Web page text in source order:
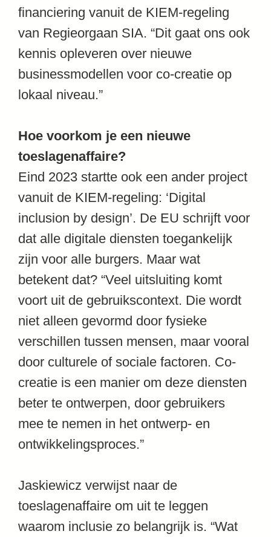
financiering vanuit de KIEM-regeling
van Regieorgaan SIA. “Dit gaat ons ook
kennis opleveren over nieuwe
businessmodellen voor co-creatie op
lokaal niveau.”
Hoe voorkom je een nieuwe
toeslagenaffaire?
Eind 2023 startte ook een ander project
vanuit de KIEM-regeling: ‘Digital
inclusion by design’. De EU schrijft voor
dat alle digitale diensten toegankelijk
zijn voor alle burgers. Maar wat
betekent dat? “Veel uitsluiting komt
voort uit de gebruikscontext. Die wordt
niet alleen gevormd door fysieke
verschillen tussen mensen, maar vooral
door culturele of sociale factoren. Co-
creatie is een manier om deze diensten
beter te ontwerpen, door gebruikers
mee te nemen in het ontwerp- en
ontwikkelingsproces.”
Jaskiewicz verwijst naar de
toeslagenaffaire om uit te leggen
waarom inclusie zo belangrijk is. “Wat